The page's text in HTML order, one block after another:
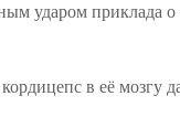
ударом приклада о
в её мозгу